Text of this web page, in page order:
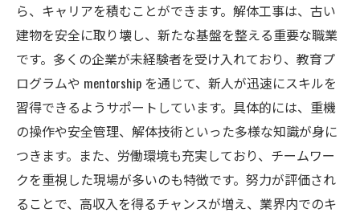
ら、キャリアを積むことができます。解体工事は、古い
建物を安全に取り壊し、新たな基盤を整える重要な職業
です。多くの企業が未経験者を受け入れており、教育プ
ログラムや mentorship を通じて、新人が迅速にスキルを
習得できるようサポートしています。具体的には、重機
の操作や安全管理、解体技術といった多様な知識が身に
つきます。また、労働環境も充実しており、チームワー
クを重視した現場が多いのも特徴です。努力が評価され
ることで、高収入を得るチャンスが増え、業界内でのキ